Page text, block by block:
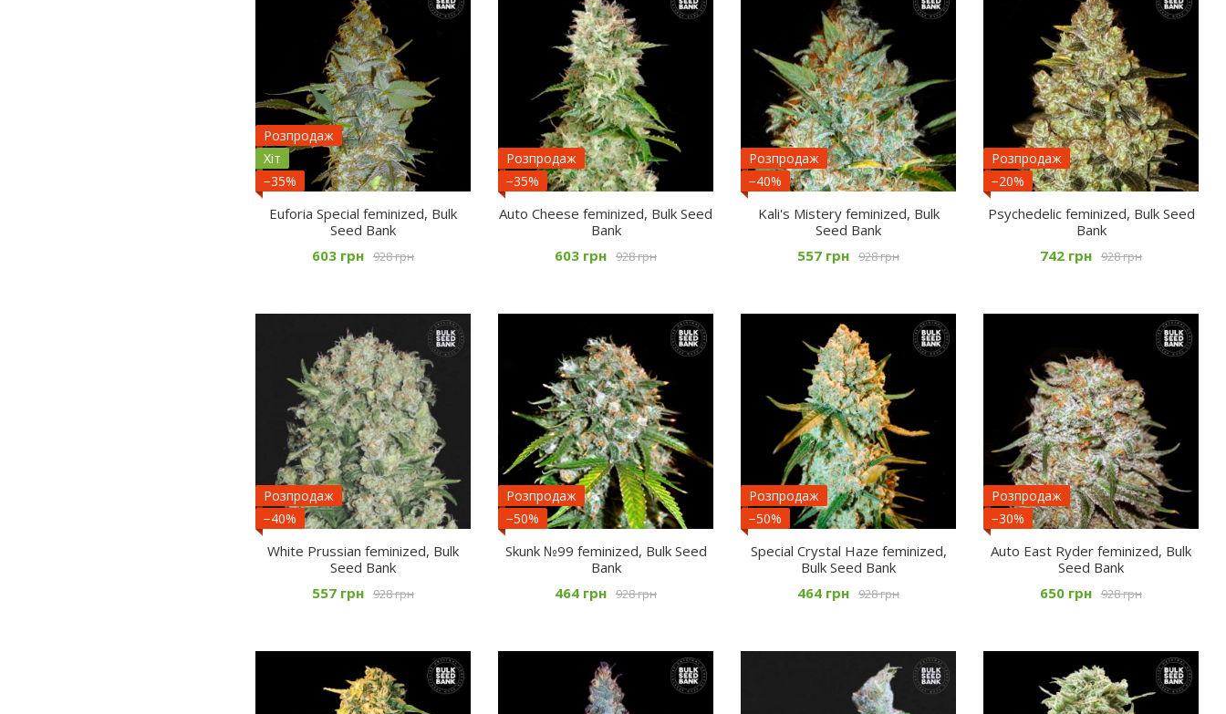
Розпродаж
Хіт
−35%
Euforia Special feminized, Bulk
Seed Bank
928 грн
603 грн
Розпродаж
−35%
Auto Cheese feminized, Bulk Seed
Bank
928 грн
603 грн
Розпродаж
−40%
Kali's Mistery feminized, Bulk
Seed Bank
928 грн
557 грн
Розпродаж
−20%
Psychedelic feminized, Bulk Seed
Bank
928 грн
742 грн
Розпродаж
−40%
White Prussian feminized, Bulk
Seed Bank
928 грн
557 грн
Розпродаж
−50%
Skunk №99 feminized, Bulk Seed
Bank
928 грн
464 грн
Розпродаж
−50%
Special Crystal Haze feminized,
Bulk Seed Bank
928 грн
464 грн
Розпродаж
−30%
Auto East Ryder feminized, Bulk
Seed Bank
928 грн
650 грн